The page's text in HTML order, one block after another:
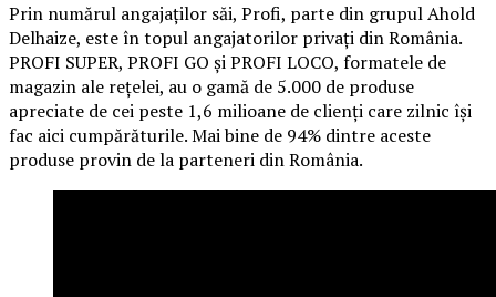
Prin numărul angajaților săi, Profi, parte din grupul Ahold
Delhaize, este în topul angajatorilor privați din România.
PROFI SUPER, PROFI GO și PROFI LOCO, formatele de
magazin ale rețelei, au o gamă de 5.000 de produse
apreciate de cei peste 1,6 milioane de clienți care zilnic își
fac aici cumpărăturile. Mai bine de 94% dintre aceste
produse provin de la parteneri din România.